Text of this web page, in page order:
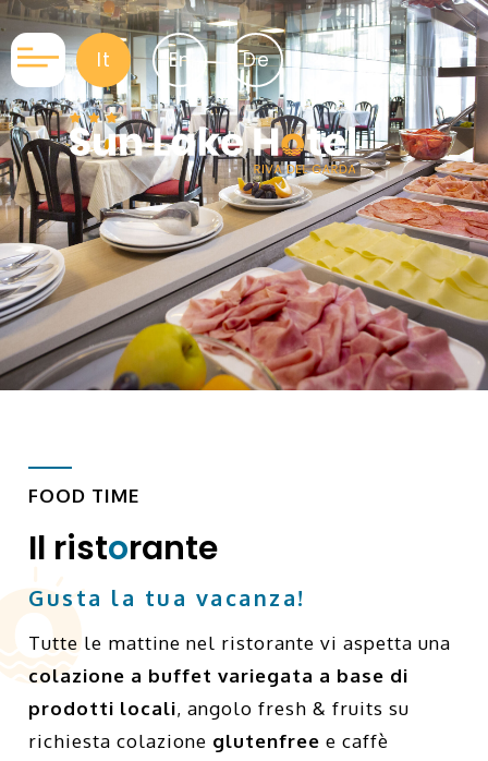
It En De
FOOD TIME
Il ristorante
Gusta la tua vacanza!
Tutte le mattine nel ristorante vi aspetta una
colazione a buffet variegata a base di
prodotti locali, angolo fresh & fruits su
richiesta colazione glutenfree e caffè